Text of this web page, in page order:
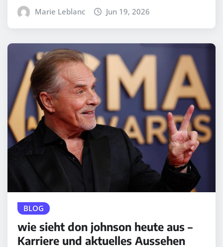
Marie Leblanc Jun 19, 2026
BLOG
wie sieht don johnson heute aus –
Karriere und aktuelles Aussehen